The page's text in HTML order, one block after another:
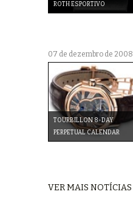
ROTH ESPORTIVO
07 de dezembro de 2008
TOURBILLON 8-DAY
PERPETUAL CALENDAR
VER MAIS NOTÍCIAS